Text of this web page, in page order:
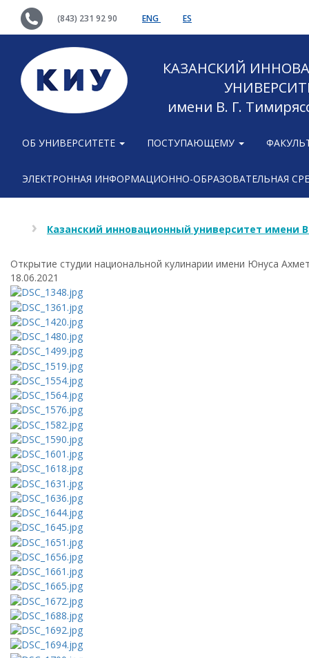
(843) 231 92 90 ENG ES
КАЗАНСКИЙ
имени В. Г.
ОБ УНИВЕРСИТЕТЕ ПОСТУПАЮЩЕМУ
ЭЛЕКТРОННАЯ ИНФОРМАЦИОННО-ОБРАЗОВАТЕЛЬНАЯ
Казанский инновационный университет имени
Открытие студии национальной кулинарии имени Юнуса
18.06.2021